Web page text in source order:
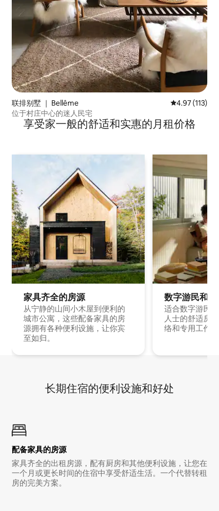
联排别墅 ｜ Bellême 平均评分 4.97
4.97 (113)
位于村庄中心的迷人民宅
享受家一般的舒适和实惠的月租价格
家具齐全的房源
从宁静的山间小木屋到便利的
城市公寓，这些配备家具的房
源拥有各种便利设施，让你宾
至如归。
数字游民和
适合数字游民
人士的舒适房
络和专用工作
长期住宿的便利设施和好处
配备家具的房源
家具齐全的出租房源，配有厨房和其他便利设施，让您在
一个月或更长时间的住宿中享受舒适生活。一个代替转租
房的完美方案。